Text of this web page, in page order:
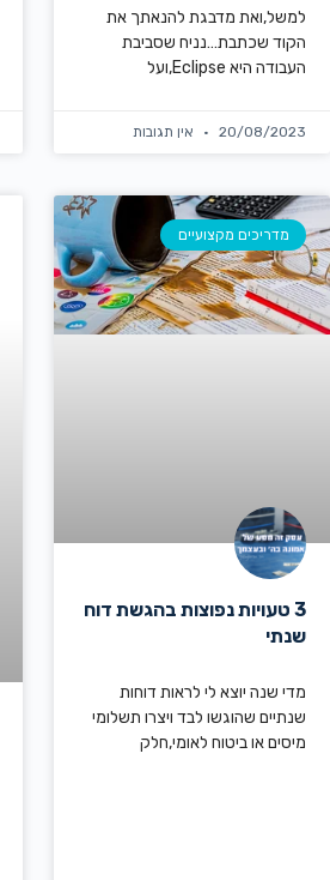
למשל,ואת מדבגת להנאתך את
הקוד שכתבת…נניח שסביבת
העבודה היא Eclipse,ועל
20/08/2023 אין תגובות
מדריכים מקצועיים
3 טעויות נפוצות בהגשת דוח
שנתי
מדי שנה יוצא לי לראות דוחות
שנתיים שהוגשו לבד ויצרו תשלומי
מיסים או ביטוח לאומי,חלק